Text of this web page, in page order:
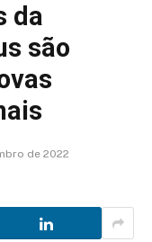
da
são
de 2022